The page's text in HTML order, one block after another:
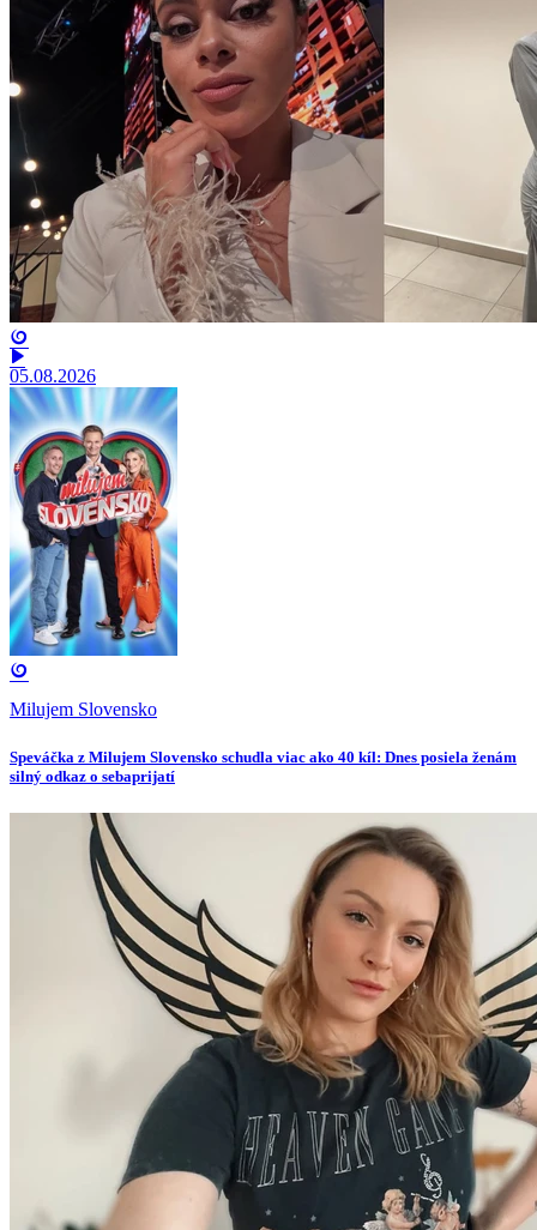
05.08.2026
Milujem Slovensko
Speváčka z Milujem Slovensko schudla viac ako 40 kíl: Dnes posiela ženám
silný odkaz o sebaprijatí